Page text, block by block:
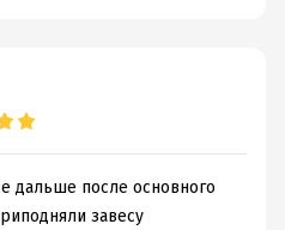
дальше после основного
завесу